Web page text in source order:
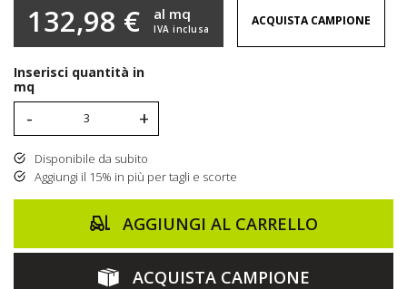
132,98 € IVA inclusa
al mq ACQUISTA CAMPIONE
Inserisci quantità in
mq
- +
Disponibile da subito
Aggiungi il 15% in più per tagli e scorte
AGGIUNGI AL CARRELLO
ACQUISTA CAMPIONE